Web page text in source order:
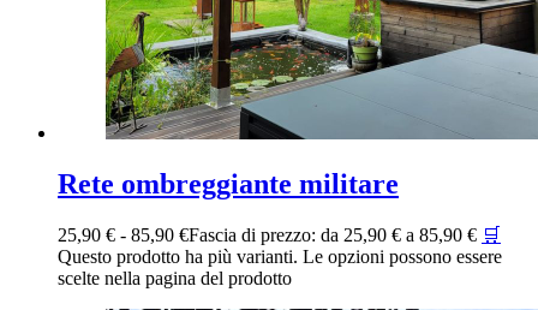
Rete ombreggiante militare
25,90 € - 85,90 €Fascia di prezzo: da 25,90 € a 85,90 € 🛒
Questo prodotto ha più varianti. Le opzioni possono essere
scelte nella pagina del prodotto